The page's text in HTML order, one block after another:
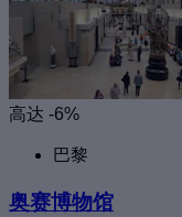
高达 -6%
巴黎
奥赛博物馆